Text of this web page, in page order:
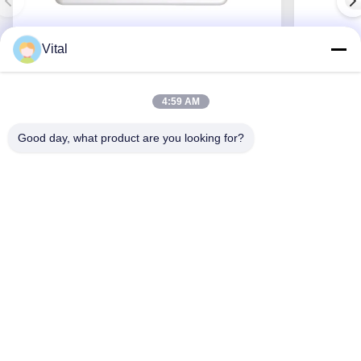
Obtenez le meilleur prix
Vital
4:59 AM
Good day, what product are you looking for?